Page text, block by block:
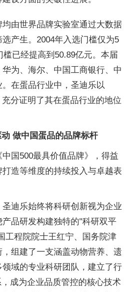
由世界品牌实验室通过大数据
产生。2004年入选门槛仅为5
已经提高到50.89亿元。本届
为、海尔、 中国工商银行、 中
在蛋品行业中，圣迪乐以
分证明了其在蛋品行业的地位
做中国蛋品的品牌标杆
中国500最具价值品牌》，得益
造等维度的持续投入与卓越表
迪乐始终将科研创新视为企业
品研发构建独特的"科研双平
工程院院士王红宁、国务院津
组建了一支涵盖动物营养、遗
域的专业科研团队，建立了行
成为企业品质管控的核心技术